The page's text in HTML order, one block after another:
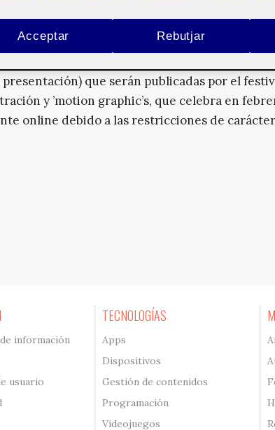
de ’newsletter’ y ’landing page’
de un ’newsletter’ (boletín informativo) y
presentación) que serán publicadas por el
y ’motion graphic’s, que celebra en
online debido a las restricciones de carácter
información
usuario
TECNOLOGÍAS
Apps
Dispositivos
Gestión de contenidos
Programación
Videojuegos
Rebutjar
Acceptar